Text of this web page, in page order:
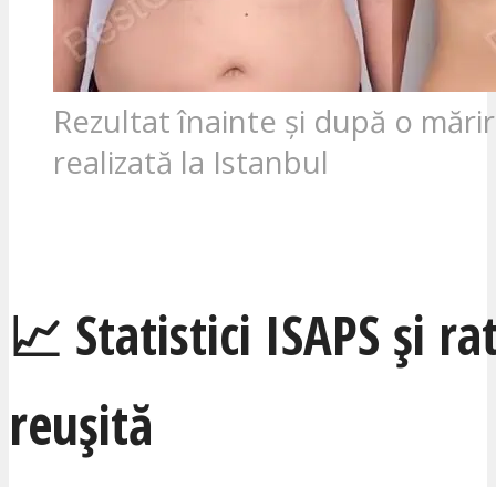
Rezultat înainte și după o
realizată la Istanbul
📈 Statistici ISAPS și
reușită